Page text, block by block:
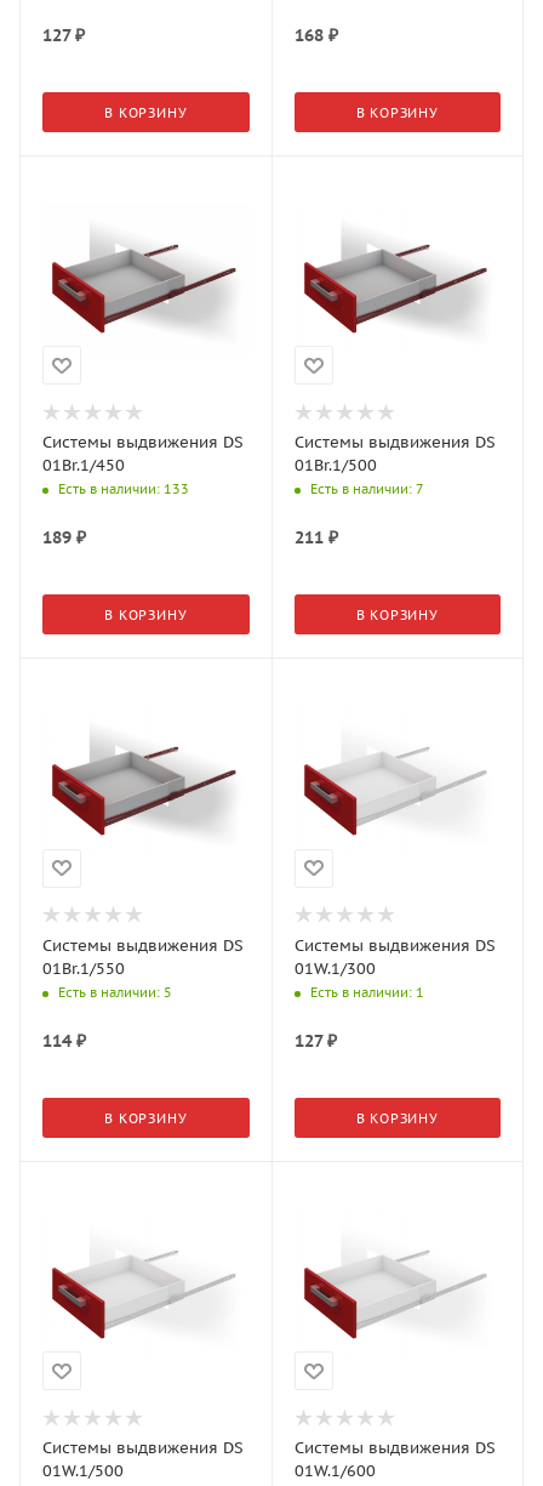
127₽
В КОРЗИНУ
168₽
В КОРЗИНУ
Системы выдвижения DS
01Br.1/450
Есть в наличии: 133
189 ₽
В КОРЗИНУ
Системы выдвижения DS
01Br.1/500
Есть в наличии: 7
211₽
В КОРЗИНУ
Системы выдвижения DS
01Br.1/550
Есть в наличии: 5
114₽
В КОРЗИНУ
Системы выдвижения DS
01W.1/300
Есть в наличии: 1
127₽
В КОРЗИНУ
Системы выдвижения DS
01W.1/500
Системы выдвижения DS
01W.1/600